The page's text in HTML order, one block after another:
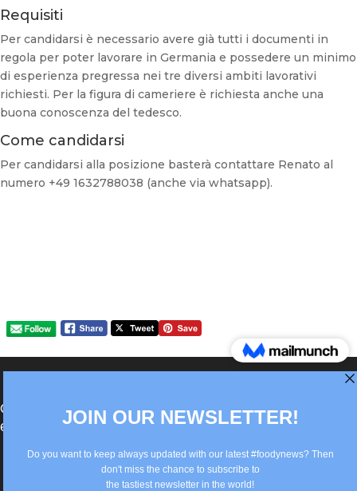
Requisiti
Per candidarsi è necessario avere già tutti i documenti in
regola per poter lavorare in Germania e possedere un minimo
di esperienza pregressa nei tre diversi ambiti lavorativi
richiesti. Per la figura di cameriere è richiesta anche una
buona conoscenza del tedesco.
Come candidarsi
Per candidarsi alla posizione basterà contattare Renato al
numero +49 1632788038 (anche via whatsapp).
®Berlin Italian Communication 2022 +49(0)30
62867442
info@old.true-italian.com